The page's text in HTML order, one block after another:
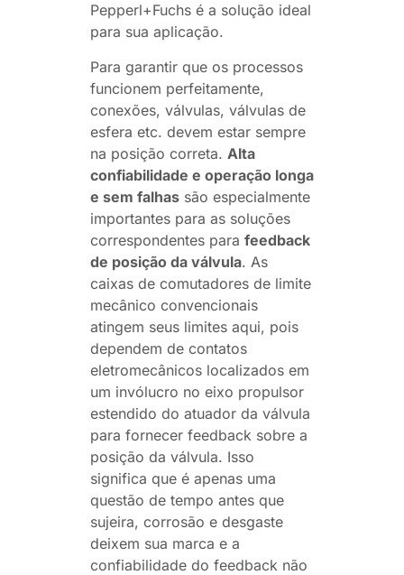
Pepperl+Fuchs é a solução ideal
para sua aplicação.
Para garantir que os processos
funcionem perfeitamente,
conexões, válvulas, válvulas de
esfera etc. devem estar sempre
na posição correta. Alta
confiabilidade e operação longa
e sem falhas são especialmente
importantes para as soluções
correspondentes para feedback
de posição da válvula. As
caixas de comutadores de limite
mecânico convencionais
atingem seus limites aqui, pois
dependem de contatos
eletromecânicos localizados em
um invólucro no eixo propulsor
estendido do atuador da válvula
para fornecer feedback sobre a
posição da válvula. Isso
significa que é apenas uma
questão de tempo antes que
sujeira, corrosão e desgaste
deixem sua marca e a
confiabilidade do feedback não